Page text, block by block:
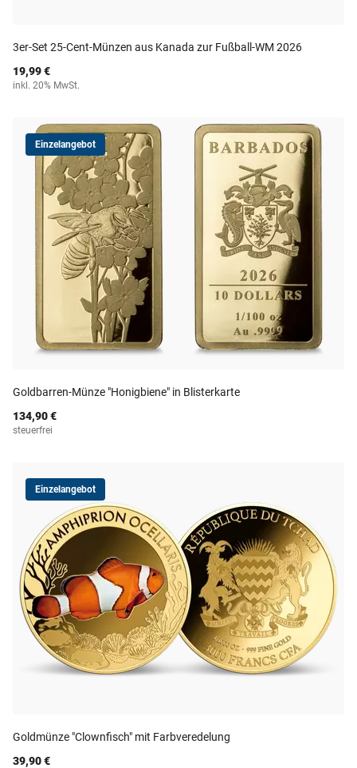
3er-Set 25-Cent-Münzen aus Kanada zur Fußball-WM 2026
19,99 €
inkl. 20% MwSt.
Einzelangebot
Goldbarren-Münze "Honigbiene" in Blisterkarte
134,90 €
steuerfrei
Einzelangebot
Goldmünze "Clownfisch" mit Farbveredelung
39,90 €